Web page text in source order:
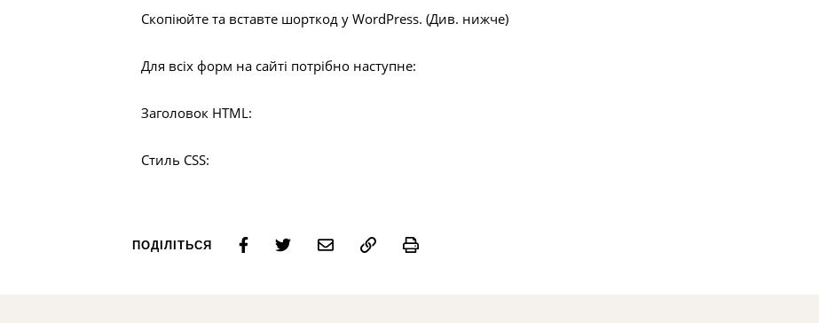
Скопіюйте та вставте шорткод у WordPress. (Див. нижче)
Для всіх форм на сайті потрібно наступне:
Заголовок HTML:
Стиль CSS:
ПОДІЛІТЬСЯ Print
Пошук